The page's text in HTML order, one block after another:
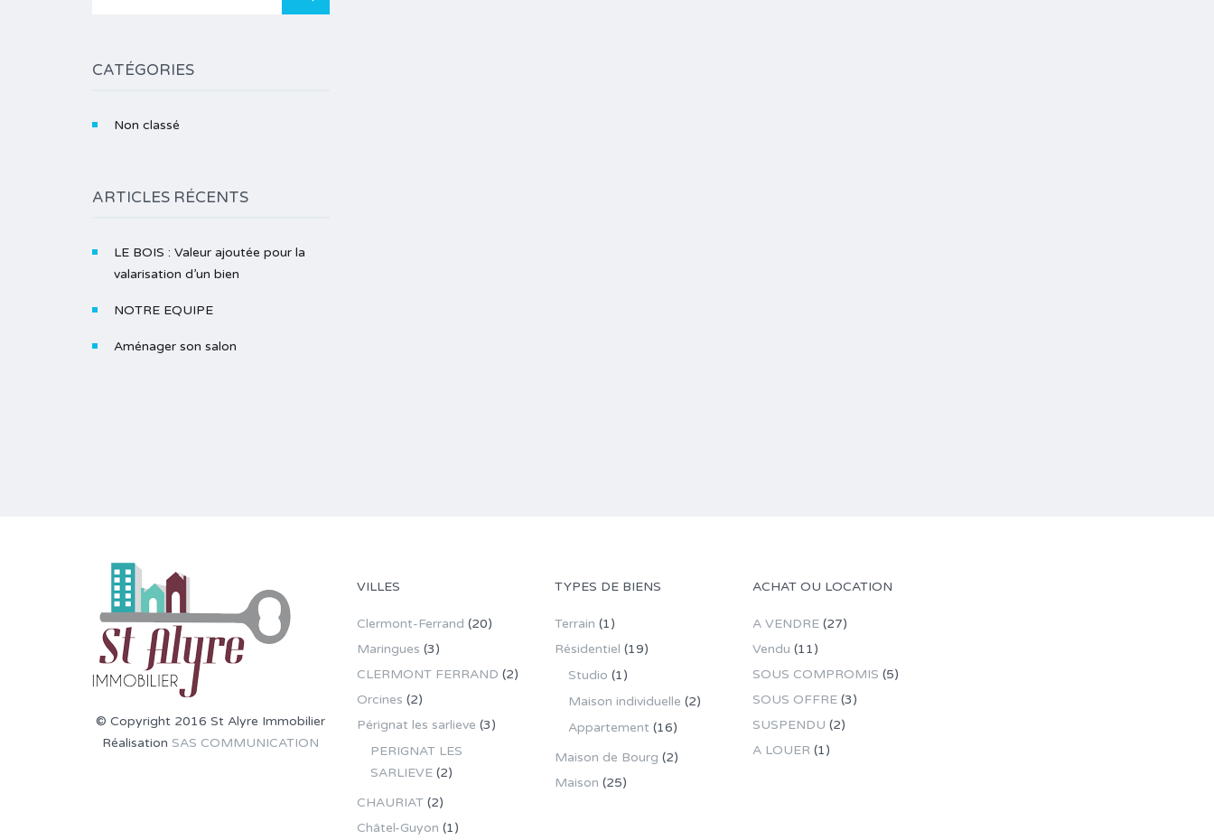
CATÉGORIES
Non classé
ARTICLES RÉCENTS
LE BOIS : Valeur ajoutée pour la
valarisation d’un bien
NOTRE EQUIPE
Aménager son salon
© Copyright 2016 St Alyre Immobilier
Réalisation SAS COMMUNICATION
VILLES
Clermont-Ferrand (20)
Maringues (3)
CLERMONT FERRAND (2)
Orcines (2)
Pérignat les sarlieve (3)
PERIGNAT LES
SARLIEVE(2)
CHAURIAT(2)
Châtel-Guyon (1)
TYPES DE BIENS
Terrain (1)
Résidentiel (19)
Studio (1)
Maison individuelle (2)
Appartement (16)
Maison de Bourg (2)
Maison (25)
ACHAT OU LOCATION
A VENDRE (27)
Vendu (11)
SOUS COMPROMIS (5)
SOUS OFFRE (3)
SUSPENDU (2)
A LOUER (1)